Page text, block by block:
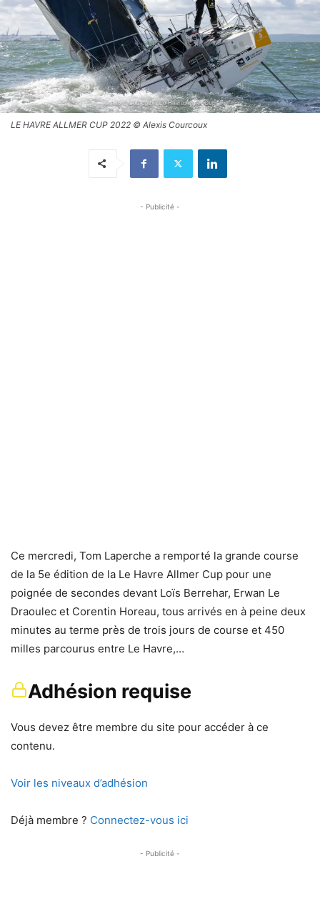
LE HAVRE ALLMER CUP 2022 © Alexis Courcoux
- Publicité -
Ce mercredi, Tom Laperche a remporté la grande course
de la 5e édition de la Le Havre Allmer Cup pour une
poignée de secondes devant Loïs Berrehar, Erwan Le
Draoulec et Corentin Horeau, tous arrivés en à peine deux
minutes au terme près de trois jours de course et 450
milles parcourus entre Le Havre,…
Adhésion requise
Vous devez être membre du site pour accéder à ce
contenu.
Voir les niveaux d’adhésion
Déjà membre ? Connectez-vous ici
- Publicité -